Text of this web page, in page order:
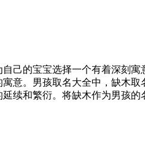
己的宝宝选择一个有着深刻
意。男孩取名大全中，缺木
续和繁衍。将缺木作为男孩